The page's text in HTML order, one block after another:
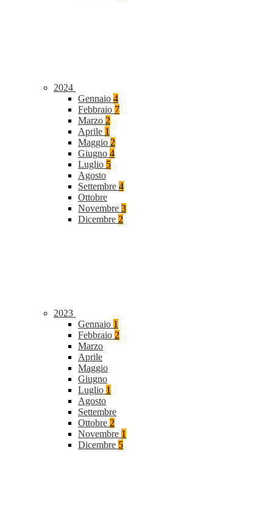
2024
Gennaio 4
Febbraio 7
Marzo 2
Aprile 1
Maggio 2
Giugno 4
Luglio 5
Agosto
Settembre 4
Ottobre
Novembre 3
Dicembre 2
2023
Gennaio 1
Febbraio 2
Marzo
Aprile
Maggio
Giugno
Luglio 1
Agosto
Settembre
Ottobre 2
Novembre 1
Dicembre 5